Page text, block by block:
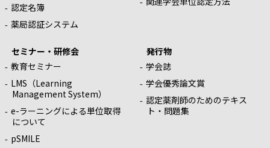
認定名簿
薬局認証システム
セミナー・研修会
教育セミナー
LMS（Learning
Management System）
e-ラーニングによる単位取得
について
pSMILE
発行物
学会誌
学会優秀論文賞
認定薬剤師のためのテキス
ト・問題集